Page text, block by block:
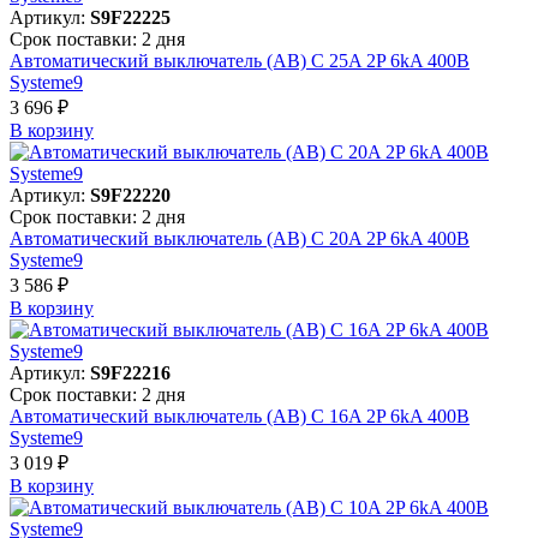
Артикул: S9F22225
Срок поставки: 2 дня
Автоматический выключатель (АВ) C 25A 2P 6kA 400В
Systeme9
3 696 ₽
В корзинy
Артикул: S9F22220
Срок поставки: 2 дня
Автоматический выключатель (АВ) C 20A 2P 6kA 400В
Systeme9
3 586 ₽
В корзинy
Артикул: S9F22216
Срок поставки: 2 дня
Автоматический выключатель (АВ) C 16A 2P 6kA 400В
Systeme9
3 019 ₽
В корзинy